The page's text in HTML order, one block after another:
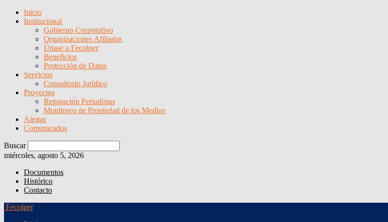
Inicio
Institucional
Gobierno Corporativo
Organizaciones Afiliadas
Únase a Fecolper
Beneficios
Protección de Datos
Servicios
Consultorio Jurídico
Proyectos
Reparación Periodistas
Monitoreo de Propiedad de los Medios
Alertas
Comunicados
Buscar
miércoles, agosto 5, 2026
Documentos
Histórico
Contacto
Fecolper